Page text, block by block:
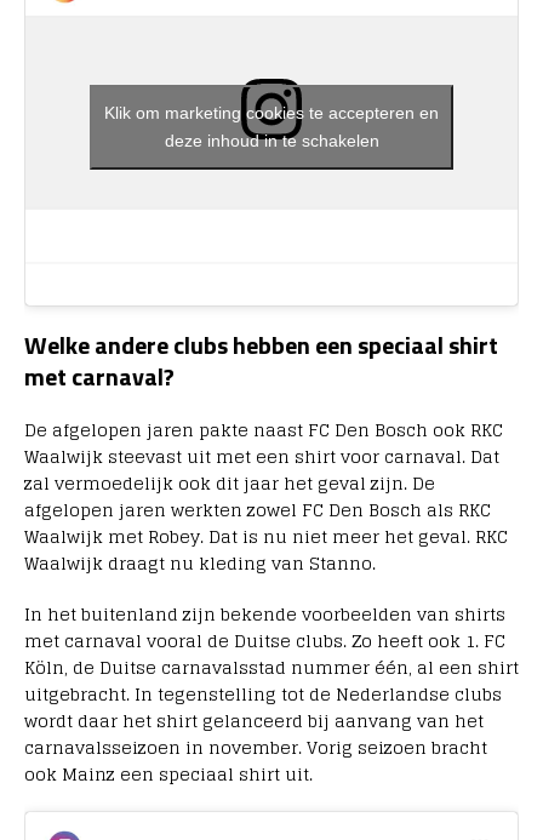
Klik om marketing cookies te accepteren en
deze inhoud in te schakelen
Welke andere clubs hebben een speciaal shirt
met carnaval?
De afgelopen jaren pakte naast FC Den Bosch ook RKC
Waalwijk steevast uit met een shirt voor carnaval. Dat
zal vermoedelijk ook dit jaar het geval zijn. De
afgelopen jaren werkten zowel FC Den Bosch als RKC
Waalwijk met Robey. Dat is nu niet meer het geval. RKC
Waalwijk draagt nu kleding van Stanno.
In het buitenland zijn bekende voorbeelden van shirts
met carnaval vooral de Duitse clubs. Zo heeft ook 1. FC
Köln, de Duitse carnavalsstad nummer één, al een shirt
uitgebracht. In tegenstelling tot de Nederlandse clubs
wordt daar het shirt gelanceerd bij aanvang van het
carnavalsseizoen in november. Vorig seizoen bracht
ook Mainz een speciaal shirt uit.